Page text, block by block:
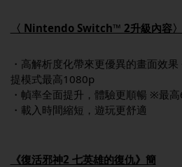
〈 Nintendo Switch™ 2升級內容〉
・高解析度化帶來更優異的畫面效
提模式最高1080p
・幀率全面提升，體驗更順暢 ※最高
・載入時間縮短，遊玩更舒適
《復活邪神2 七英雄的復仇》簡